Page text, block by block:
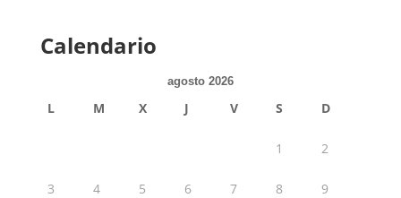
Calendario
agosto 2026
L M X J V S D
1 2
3 4 5 6 7 8 9